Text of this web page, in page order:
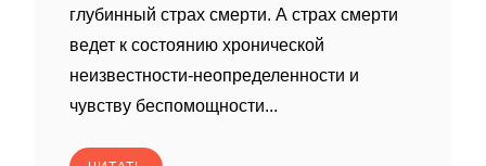
глубинный страх смерти. А страх смерти
ведет к состоянию хронической
неизвестности-неопределенности и
чувству беспомощности...